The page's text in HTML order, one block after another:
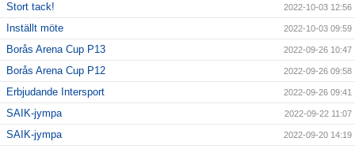
Stort tack! 2022-10-03 12:56
Inställt möte 2022-10-03 09:59
Borås Arena Cup P13 2022-09-26 10:47
Borås Arena Cup P12 2022-09-26 09:58
Erbjudande Intersport 2022-09-26 09:41
SAIK-jympa 2022-09-22 11:07
SAIK-jympa 2022-09-20 14:19